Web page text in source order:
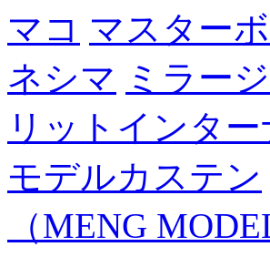
マコ マスター
ネシマ ミラー
リットインタ
モデルカステン
（MENG